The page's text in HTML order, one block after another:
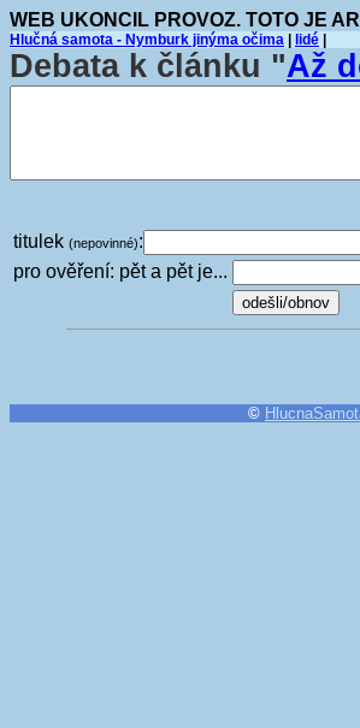
WEB UKONCIL PROVOZ. TOTO JE
Hlučná samota - Nymburk jinýma očima lidé
Debata k článku "Až
titulek (nepovinné):
pro ověření: pět a pět je...
©